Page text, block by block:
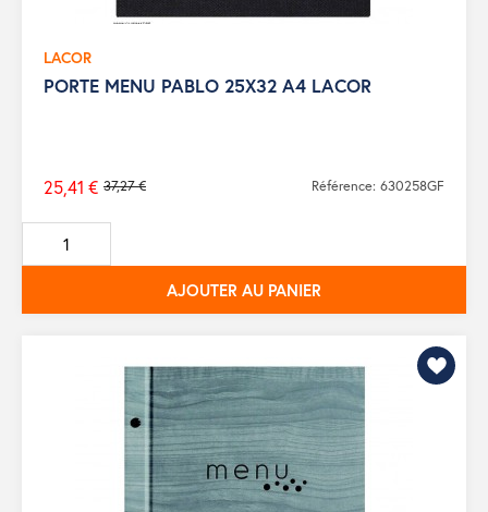
LACOR
PORTE MENU PABLO 25X32 A4 LACOR
Prix
de
base
37,27 €
25,41 € Référence: 630258GF
AJOUTER AU PANIER